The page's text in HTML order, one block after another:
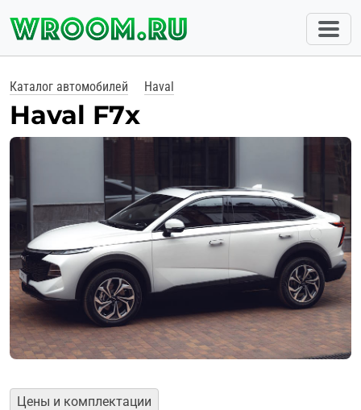
Каталог автомобилей Haval
Haval F7x
Цены и комплектации